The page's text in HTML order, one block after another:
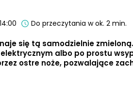
Do przeczytania w ok. 2 min.
się tą samodzielnie
albo po prostu
ostre noże, pozwalające